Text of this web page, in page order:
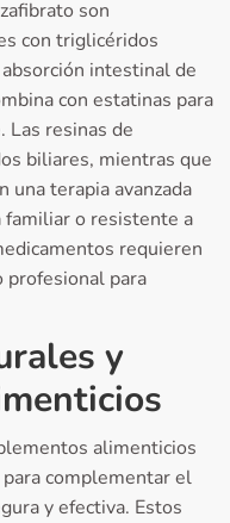
son
con triglicéridos
intestinal de
con estatinas para
resinas de
biliares, mientras que
una terapia avanzada
familiar o resistente a
requieren
profesional para
y
alimenticios
complementar el
y efectiva. Estos